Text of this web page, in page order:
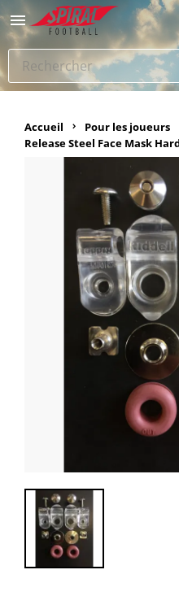

Accueil Pour les joueurs
Release Steel Face Mask